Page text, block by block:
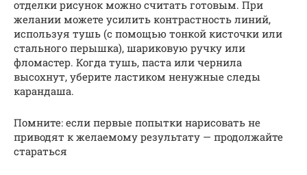
отделки рисунок можно считать готовым. При
желании можете усилить контрастность линий,
используя тушь (с помощью тонкой кисточки или
стального перышка), шариковую ручку или
фломастер. Когда тушь, паста или чернила
высохнут, уберите ластиком ненужные следы
карандаша.
Помните: если первые попытки нарисовать не
приводят к желаемому результату — продолжайте
стараться